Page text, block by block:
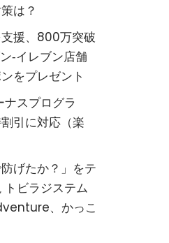
は？
援、800万突破
‐イレブン店舗
をプレゼント
ナスプログラ
引に対応（楽
げたか？」をテ
ビラジステム
、かっこ